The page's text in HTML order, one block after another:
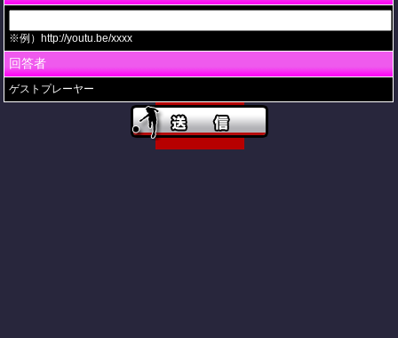
※例）http://youtu.be/xxxx
回答者
ゲストプレーヤー